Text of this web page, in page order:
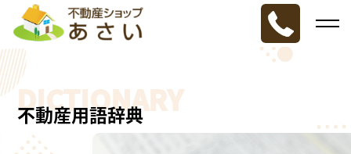
DICTIONARY
不動産用語辞典